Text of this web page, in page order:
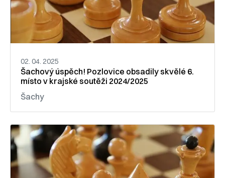
02. 04. 2025
Šachový úspěch! Pozlovice obsadily skvělé 6.
místo v krajské soutěži 2024/2025
Šachy